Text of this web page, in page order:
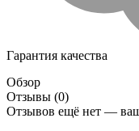
Гарантия качества
Обзор
Отзывы (0)
Отзывов ещё нет —